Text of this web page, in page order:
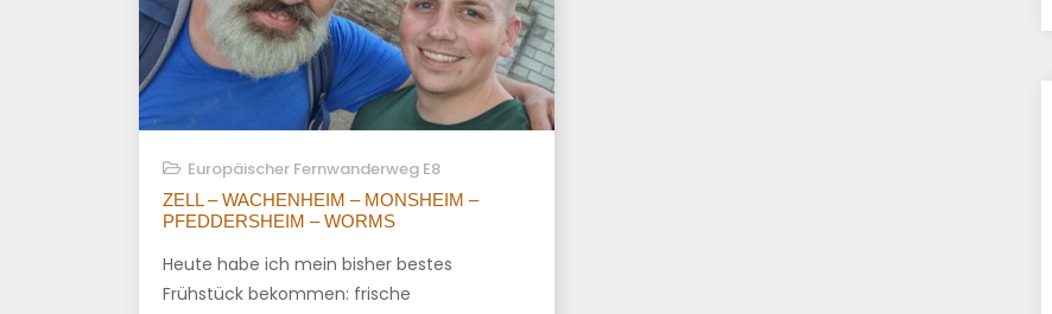
Europäischer Fernwanderweg E8
ZELL – WACHENHEIM – MONSHEIM –
PFEDDERSHEIM – WORMS
Heute habe ich mein bisher bestes
Frühstück bekommen: frische